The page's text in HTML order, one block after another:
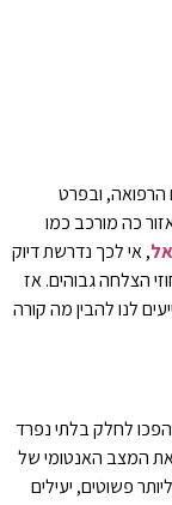
הרפואה, ובפרט
כה מורכב כמו
, אי לכך נדרשת דיוק
הצלחה גבוהים. אז
לנו להבין מה קורה
לחלק בלתי נפרד
את המצב האנטומי של
פשוטים, יעילים